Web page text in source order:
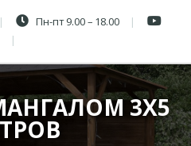
Пн-пт 9.00 – 18.00
3Х5